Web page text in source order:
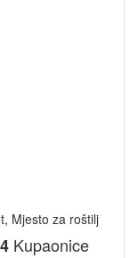
Mjesto za roštilj
4 Kupaonice